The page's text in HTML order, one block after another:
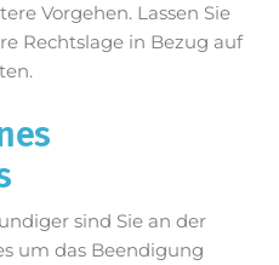
Vorgehen. Lassen Sie
Rechtslage in Bezug auf
sind Sie an der
um das Beendigung